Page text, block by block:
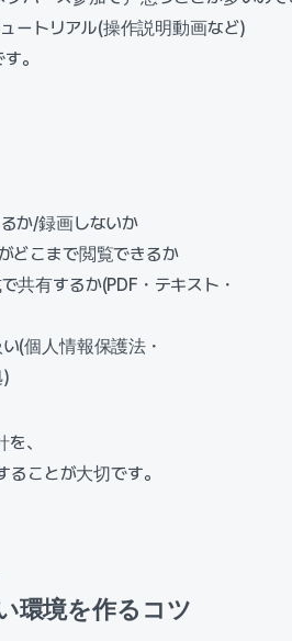
ートリアル(操作説明動画など)
。
か/録画しないか
どこまで閲覧できるか
共有するか(PDF・テキスト・
(個人情報保護法・
、
ことが大切です。
環境を作るコツ